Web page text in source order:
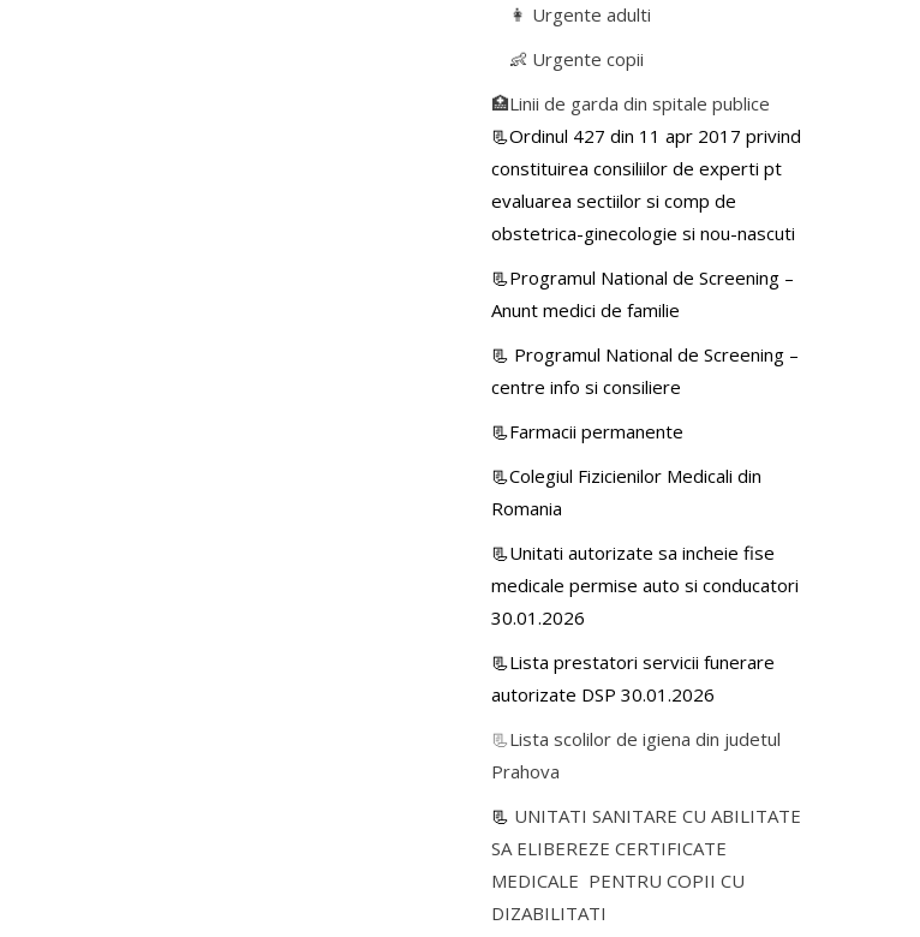
👩 Urgente adulti
👶 Urgente copii
🏥Linii de garda din spitale publice
📃Ordinul 427 din 11 apr 2017 privind
constituirea consiliilor de experti pt
evaluarea sectiilor si comp de
obstetrica-ginecologie si nou-nascuti
📃Programul National de Screening –
Anunt medici de familie
📃 Programul National de Screening –
centre info si consiliere
📃Farmacii permanente
📃Colegiul Fizicienilor Medicali din
Romania
📃Unitati autorizate sa incheie fise
medicale permise auto si conducatori
30.01.2026
📃Lista prestatori servicii funerare
autorizate DSP 30.01.2026
📃Lista scolilor de igiena din judetul
Prahova
📃 UNITATI SANITARE CU ABILITATE
SA ELIBEREZE CERTIFICATE
MEDICALE PENTRU COPII CU
DIZABILITATI